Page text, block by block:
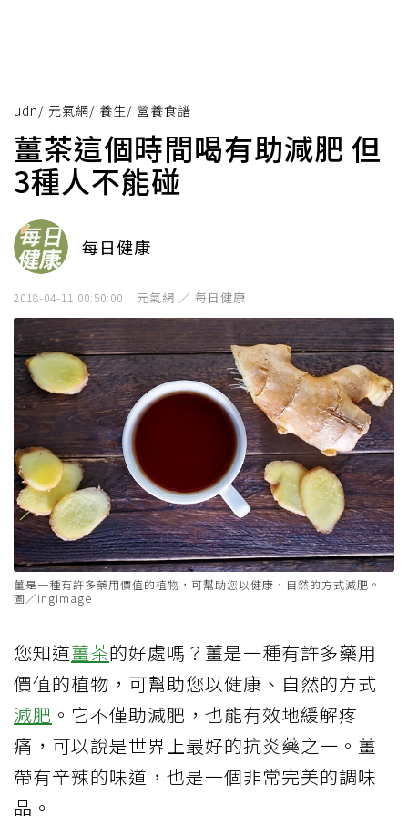
udn/ 元氣網/ 養生/ 營養食譜
薑茶這個時間喝有助減肥 但
3種人不能碰
每日健康
2018-04-11 00:50:00 元氣網 ／ 每日健康
薑是一種有許多藥用價值的植物，可幫助您以健康、自然的方式減肥。
圖／ingimage
您知道薑茶的好處嗎？薑是一種有許多藥用
價值的植物，可幫助您以健康、自然的方式
減肥 。它不僅助減肥，也能有效地緩解疼
痛，可以說是世界上最好的抗炎藥之一。薑
帶有辛辣的味道，也是一個非常完美的調味
品。